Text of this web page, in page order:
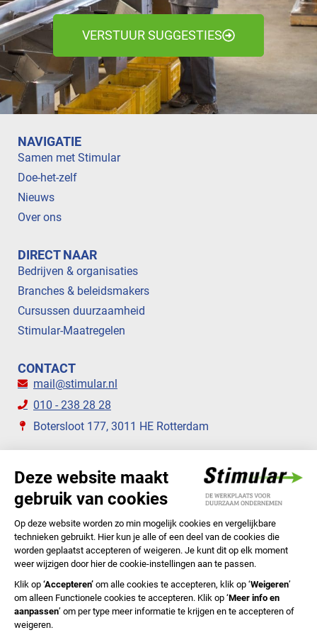
VERSTUUR SUGGESTIES
NAVIGATIE
Samen met Stimular
Doe-het-zelf
Nieuws
Over ons
DIRECT NAAR
Bedrijven & organisaties
Branches & beleidsmakers
Cursussen duurzaamheid
Stimular-Maatregelen
CONTACT
mail@stimular.nl
010 - 238 28 28
Botersloot 177, 3011 HE Rotterdam
STIMULAR NIEUWSBRIEVEN
ABONNEER NU
Privacyverklaring Cookiebeleid Colofon Disclaimer
In English